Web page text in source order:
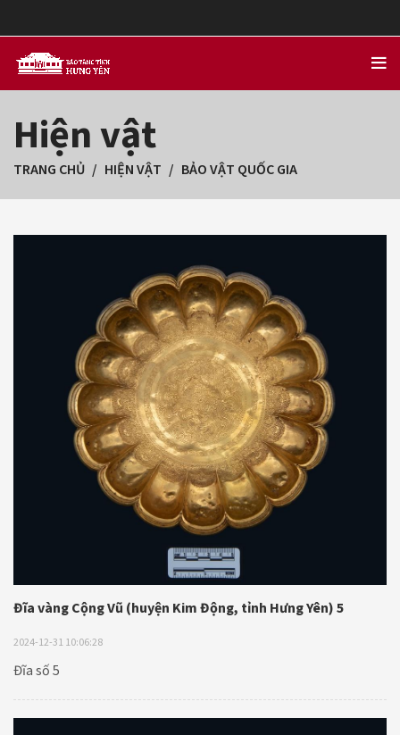
Hiện vật
TRANG CHỦ HIỆN VẬT BẢO VẬT QUỐC GIA
Đĩa vàng Cộng Vũ (huyện Kim Động, tỉnh Hưng Yên) 5
2024-12-31 10:06:28
Đĩa số 5